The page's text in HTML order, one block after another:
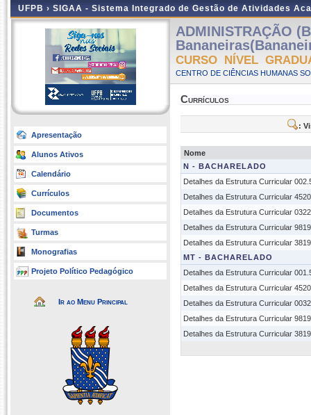
UFPB › SIGAA - Sistema Integrado de Gestão de Atividades
Apresentação
Alunos Ativos
Calendário
Currículos
Documentos
Turmas
Monografias
Projeto Político Pedagógico
Ir ao Menu Principal
ADMINISTRAÇÃO
CURSO NÍVEL
CENTRO DE CIÊNCIAS HUMANAS
Currículos
:
Nome
N - BACHARELADO
Detalhes da Estrutura Curricular
Detalhes da Estrutura Curricular
Detalhes da Estrutura Curricular
Detalhes da Estrutura Curricular
Detalhes da Estrutura Curricular
MT - BACHARELADO
Detalhes da Estrutura Curricular
Detalhes da Estrutura Curricular
Detalhes da Estrutura Curricular
Detalhes da Estrutura Curricular
Detalhes da Estrutura Curricular